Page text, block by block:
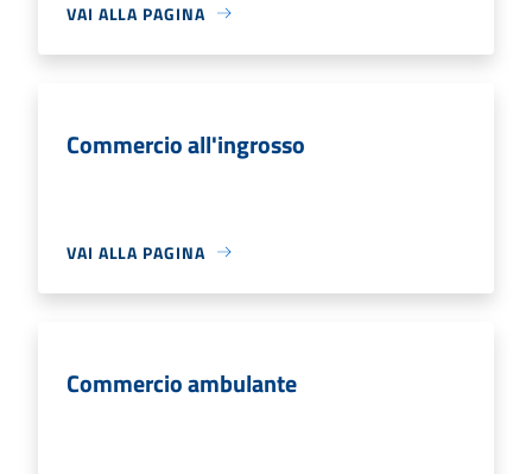
VAI ALLA PAGINA
Commercio all'ingrosso
VAI ALLA PAGINA
Commercio ambulante